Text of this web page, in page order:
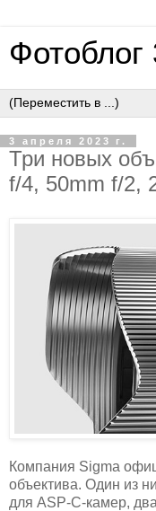
Фотоблог
3 апреля 2023 г.
Три новых
f/4, 50mm f/2,
Компания Sigma
объектива. Один из
для ASP-C-камер,